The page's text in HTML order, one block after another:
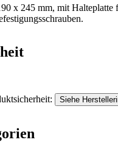
x 245 mm, mit Halteplatte
Siehe